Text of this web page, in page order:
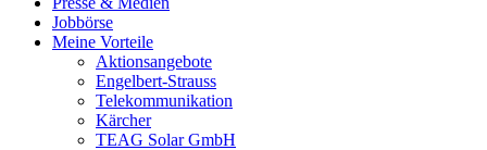
Jobbörse
Meine Vorteile
Aktionsangebote
Engelbert-Strauss
Telekommunikation
Kärcher
TEAG Solar GmbH